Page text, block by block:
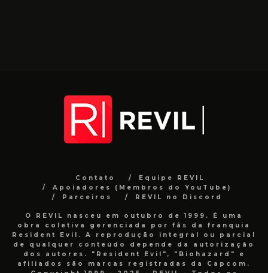
Contato
Equipe REVIL
Apoiadores (Membros do YouTube)
Parceiros
REVIL no Discord
O REVIL nasceu em outubro de 1999. É uma
obra coletiva gerenciada por fãs da franquia
Resident Evil. A reprodução integral ou parcial
de qualquer conteúdo depende da autorização
dos autores. "Resident Evil", "Biohazard" e
afiliados são marcas registradas da Capcom.